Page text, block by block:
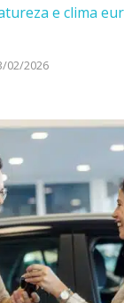
e clima
02/2026